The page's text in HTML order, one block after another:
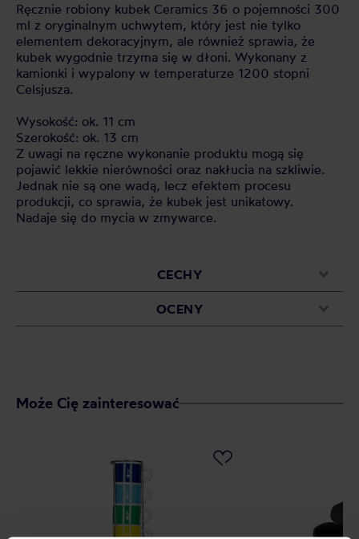
Ręcznie robiony kubek Ceramics 36 o pojemności 300
ml z oryginalnym uchwytem, który jest nie tylko
elementem dekoracyjnym, ale również sprawia, że
kubek wygodnie trzyma się w dłoni. Wykonany z
kamionki i wypalony w temperaturze 1200 stopni
Celsjusza.
Wysokość: ok. 11 cm
Szerokość: ok. 13 cm
Z uwagi na ręczne wykonanie produktu mogą się
pojawić lekkie nierówności oraz nakłucia na szkliwie.
Jednak nie są one wadą, lecz efektem procesu
produkcji, co sprawia, że kubek jest unikatowy.
Nadaje się do mycia w zmywarce.
CECHY
OCENY
Może Cię zainteresować